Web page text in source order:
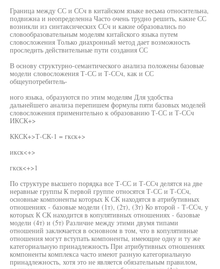
Граница между СС и ССч в китайском языке весьма относительна,
подвижна и неопределенна Часто очень трудно решить, какие СС
возникли из синтаксических ССч и какие образовались по
словообразовательным моделям китайского языка путем
словосложения Только диахронный метод дает возможность
проследить действительные пути создания СС
В основу структурно-семантического анализа положены базовые
модели словосложения Т-СС и Т-ССч, как и СС
общеупотребитель-
ного языка, образуются по этим моделям Для удобства
дальнейшего анализа перепишем формулы пяти базовых моделей
словосложения применительно к образованию Т-СС и Т-ССч
ИКСК+>
ККСК+>Т-СК-1 = гкск+>
икск<+>
гкск<+>1
По структуре высшего порядка все Т-СС и Т-ССч делятся на две
неравные группы К первой группе относятся Т-СС и Т-ССч,
основные компоненты которых К СК находятся в атрибутивных
отношениях - базовые модели (1т), (2т), (Зт) Ко второй - Т-ССч, у
которых К СК находится в копулятивных отношениях - базовые
модели (4т) и (5т) Различие между этими двумя типами
отношений заключается в основном в том, что в копулятивные
отношения могут вступать компоненты, имеющие одну и ту же
категориальную принадлежность При атрибутивных отношениях
компоненты комплекса часто имеют разную категориальную
принадлежность, хотя это не является обязательным правилом,